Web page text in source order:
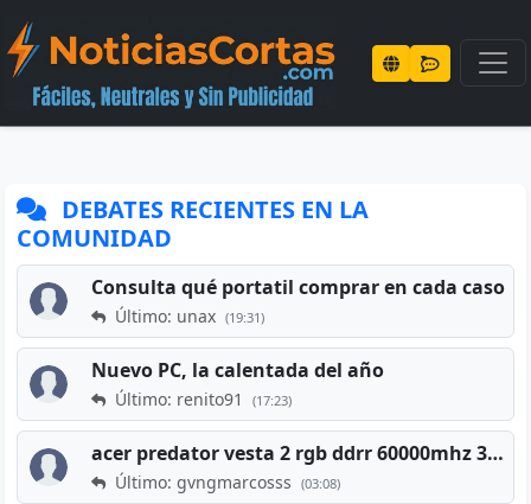
DEBATES RECIENTES EN LA
COMUNIDAD
Consulta qué portatil comprar en cada caso
Último: unax (19:31)
Nuevo PC, la calentada del año
Último: renito91 (17:23)
acer predator vesta 2 rgb ddrr 60000mhz 32gb x2 16gb
Último: gvngmarcosss (03:08)